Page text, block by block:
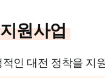
원사업
인 대전 정착을